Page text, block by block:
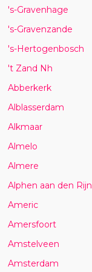
's-Gravenhage
's-Gravenzande
's-Hertogenbosch
't Zand Nh
Abberkerk
Alblasserdam
Alkmaar
Almelo
Almere
Alphen aan den Rijn
Americ
Amersfoort
Amstelveen
Amsterdam